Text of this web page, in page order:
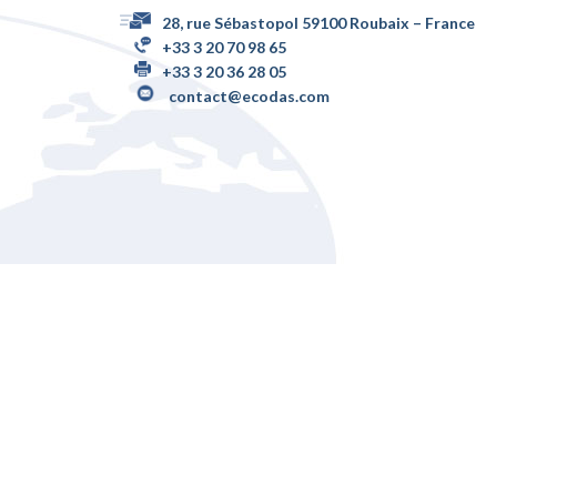
28, rue Sébastopol 59100 Roubaix – France
+33 3 20 70 98 65
+33 3 20 36 28 05
contact@ecodas.com